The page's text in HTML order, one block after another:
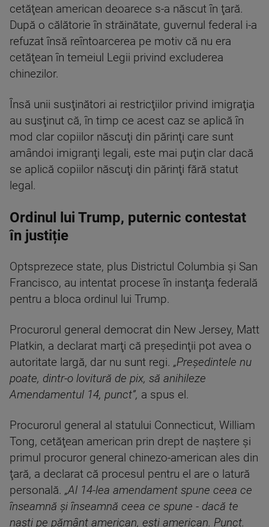
cetăţean american deoarece s-a născut în ţară.
După o călătorie în străinătate, guvernul federal i-a
refuzat însă reîntoarcerea pe motiv că nu era
cetăţean în temeiul Legii privind excluderea
chinezilor.
Însă unii susţinători ai restricţiilor privind imigraţia
au susţinut că, în timp ce acest caz se aplică în
mod clar copiilor născuţi din părinţi care sunt
amândoi imigranţi legali, este mai puţin clar dacă
se aplică copiilor născuţi din părinţi fără statut
legal.
Ordinul lui Trump, puternic contestat
în justiție
Optsprezece state, plus Districtul Columbia şi San
Francisco, au intentat procese în instanţa federală
pentru a bloca ordinul lui Trump.
Procurorul general democrat din New Jersey, Matt
Platkin, a declarat marţi că preşedinţii pot avea o
autoritate largă, dar nu sunt regi. „Preşedintele nu
poate, dintr-o lovitură de pix, să anihileze
Amendamentul 14, punct”, a spus el.
Procurorul general al statului Connecticut, William
Tong, cetăţean american prin drept de naştere şi
primul procuror general chinezo-american ales din
ţară, a declarat că procesul pentru el are o latură
personală. „Al 14-lea amendament spune ceea ce
înseamnă şi înseamnă ceea ce spune - dacă te
naşti pe pământ american, eşti american. Punct.